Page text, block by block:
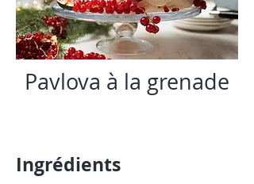
Pavlova à la grenade
Ingrédients